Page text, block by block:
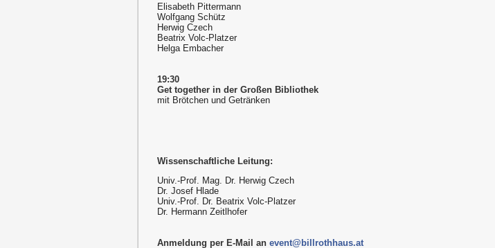
Elisabeth Pittermann
Wolfgang Schütz
Herwig Czech
Beatrix Volc-Platzer
Helga Embacher
19:30
Get together in der Großen Bibliothek
mit Brötchen und Getränken
Wissenschaftliche Leitung:
Univ.-Prof. Mag. Dr. Herwig Czech
Dr. Josef Hlade
Univ.-Prof. Dr. Beatrix Volc-Platzer
Dr. Hermann Zeitlhofer
Anmeldung per E-Mail an event@billrothhaus.at